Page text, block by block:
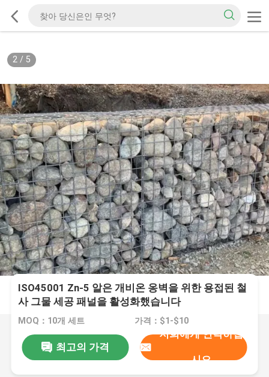
2/ 5
ISO45001 Zn-5 알은 개비온 옹벽을 위한 용접된 철
사 그물 세공 패널을 활성화했습니다
MOQ：10개 세트 가격：$1-$10
최고의 가격
저희에게 연락하십
시오